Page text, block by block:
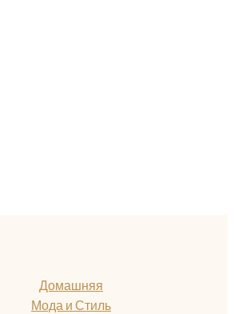
Домашняя
Мода и Стиль